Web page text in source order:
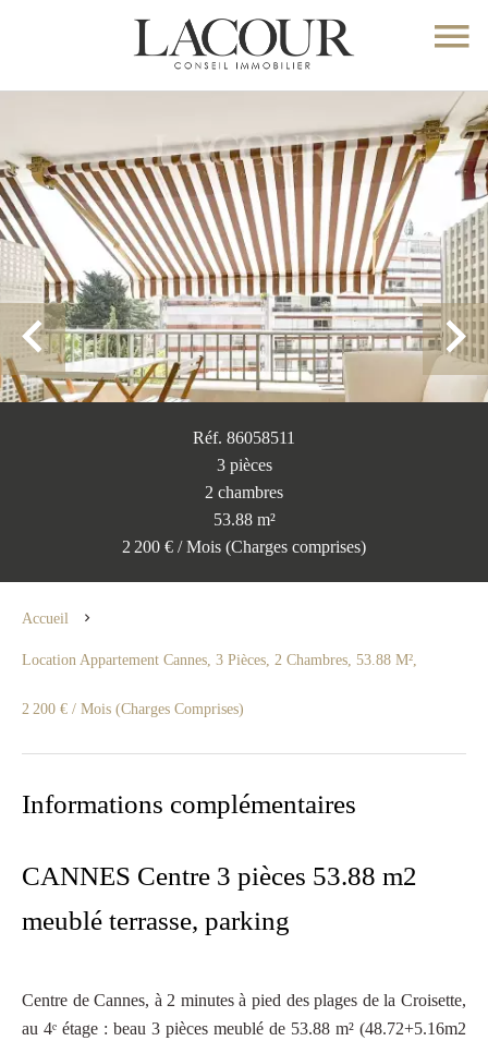
Réf. 86058511
3 pièces
2 chambres
53.88 m²
2 200 € / Mois (Charges comprises)
Accueil
Location Appartement Cannes, 3 Pièces, 2 Chambres, 53.88 M²,
2 200 € / Mois (Charges Comprises)
Informations complémentaires
CANNES Centre 3 pièces 53.88 m2
meublé terrasse, parking
Centre de Cannes, à 2 minutes à pied des plages de la Croisette,
au 4ᵉ étage : beau 3 pièces meublé de 53.88 m² (48.72+5.16m2